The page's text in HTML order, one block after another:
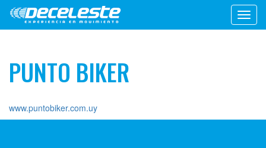
PUNTO BIKER
www.puntobiker.com.uy